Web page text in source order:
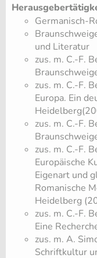
Germanisch-
und Literatur
zus. m. C.-F.
zus. m. C.-F.
Europa. Ein
zus. m. C.-F.
zus. m. C.-F.
Europäische
Eigenart und
Romanische
Heidelberg
zus. m. C.-F.
Eine
zus. m. A.
Schriftkultur